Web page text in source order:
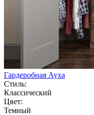
Гардеробная Ауха
Стиль:
Классический
Цвет:
Темный